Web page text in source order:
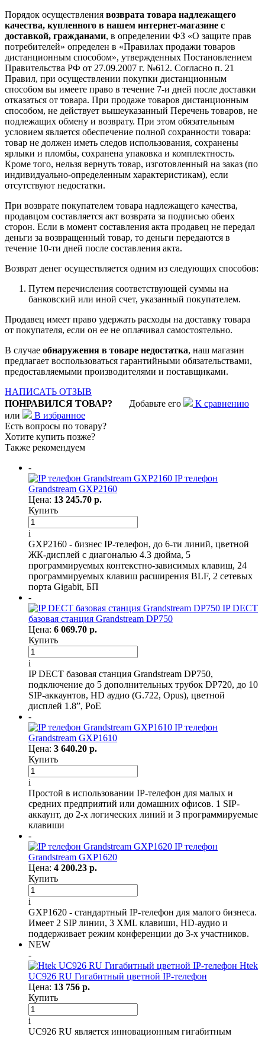
Порядок осуществления возврата товара надлежащего
качества, купленного в нашем интернет-магазине с
доставкой, гражданами, в определении ФЗ «О защите прав
потребителей» определен в «Правилах продажи товаров
дистанционным способом», утвержденных Постановлением
Правительства РФ от 27.09.2007 г. №612. Согласно п. 21
Правил, при осуществлении покупки дистанционным
способом вы имеете право в течение 7-и дней после доставки
отказаться от товара. При продаже товаров дистанционным
способом, не действует вышеуказанный Перечень товаров, не
подлежащих обмену и возврату. При этом обязательным
условием является обеспечение полной сохранности товара:
товар не должен иметь следов использования, сохранены
ярлыки и пломбы, сохранена упаковка и комплектность.
Кроме того, нельзя вернуть товар, изготовленный на заказ (по
индивидуально-определенным характеристикам), если
отсутствуют недостатки.
При возврате покупателем товара надлежащего качества,
продавцом составляется акт возврата за подписью обеих
сторон. Если в момент составления акта продавец не передал
деньги за возвращенный товар, то деньги передаются в
течение 10-ти дней после составления акта.
Возврат денег осуществляется одним из следующих способов:
Путем перечисления соответствующей суммы на
банковский или иной счет, указанный покупателем.
Продавец имеет право удержать расходы на доставку товара
от покупателя, если он ее не оплачивал самостоятельно.
В случае обнаружения в товаре недостатка, наш магазин
предлагает воспользоваться гарантийными обязательствами,
предоставляемыми производителями и поставщиками.
НАПИСАТЬ ОТЗЫВ
ПОНРАВИЛСЯ ТОВАР? Добавьте его
К сравнению
или
В избранное
Есть вопросы по товару?
Хотите купить позже?
Также рекомендуем
-
IP телефон
Grandstream GXP2160
Цена: 13 245.70 р.
Купить
i
GXP2160 - бизнес IP-телефон, до 6-ти линий, цветной
ЖК-дисплей с диагональю 4.3 дюйма, 5
программируемых контекстно-зависимых клавиш, 24
программируемых клавиш расширения BLF, 2 сетевых
порта Gigabit, БП
-
IP DECT
базовая станция Grandstream DP750
Цена: 6 069.70 р.
Купить
i
IP DECT базовая станция Grandstream DP750,
подключение до 5 дополнительных трубок DP720, до 10
SIP-аккаунтов, HD аудио (G.722, Opus), цветной
дисплей 1.8”, PoE
-
IP телефон
Grandstream GXP1610
Цена: 3 640.20 р.
Купить
i
Простой в использовании IP-телефон для малых и
средних предприятий или домашних офисов. 1 SIP-
аккаунт, до 2-х логических линий и 3 программируемые
клавиши
-
IP телефон
Grandstream GXP1620
Цена: 4 200.23 р.
Купить
i
GXP1620 - стандартный IP-телефон для малого бизнеса.
Имеет 2 SIP линии, 3 XML клавиши, HD-аудио и
поддерживает режим конференции до 3-х участников.
NEW
-
Htek
UC926 RU Гигабитный цветной IP-телефон
Цена: 13 756 р.
Купить
i
UC926 RU является инновационным гигабитным